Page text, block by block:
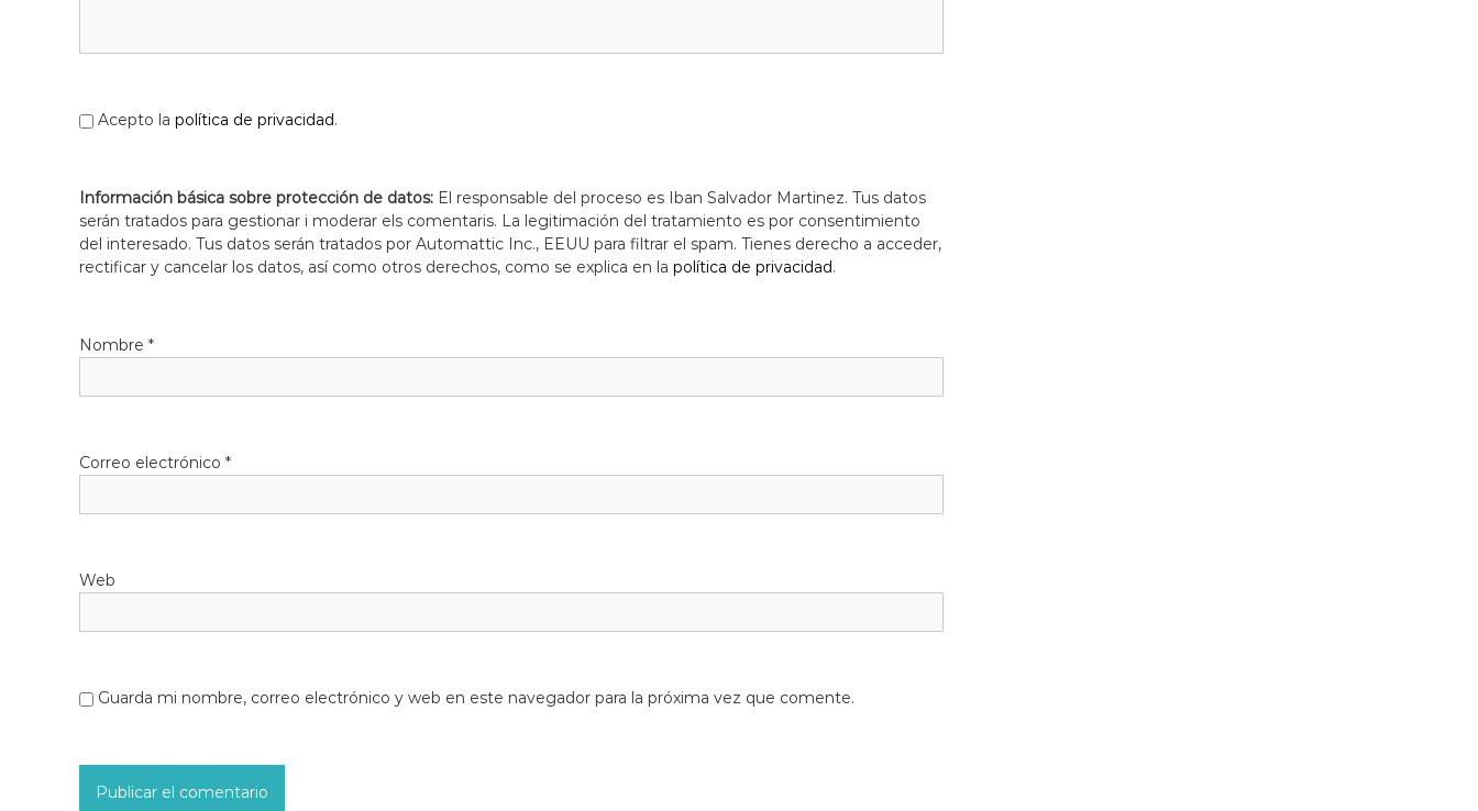
Acepto la política de privacidad.
Información básica sobre protección de datos: El responsable del proceso es Iban Salvador Martinez. Tus datos
serán tratados para gestionar i moderar els comentaris. La legitimación del tratamiento es por consentimiento
del interesado. Tus datos serán tratados por Automattic Inc., EEUU para filtrar el spam. Tienes derecho a acceder,
rectificar y cancelar los datos, así como otros derechos, como se explica en la política de privacidad.
Nombre *
Correo electrónico *
Web
Guarda mi nombre, correo electrónico y web en este navegador para la próxima vez que comente.